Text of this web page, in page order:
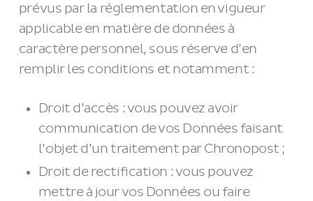
prévus par la réglementation en vigueur
applicable en matière de données à
caractère personnel, sous réserve d’en
remplir les conditions et notamment :
Droit d’accès : vous pouvez avoir
communication de vos Données faisant
l’objet d’un traitement par Chronopost ;
Droit de rectification : vous pouvez
mettre à jour vos Données ou faire